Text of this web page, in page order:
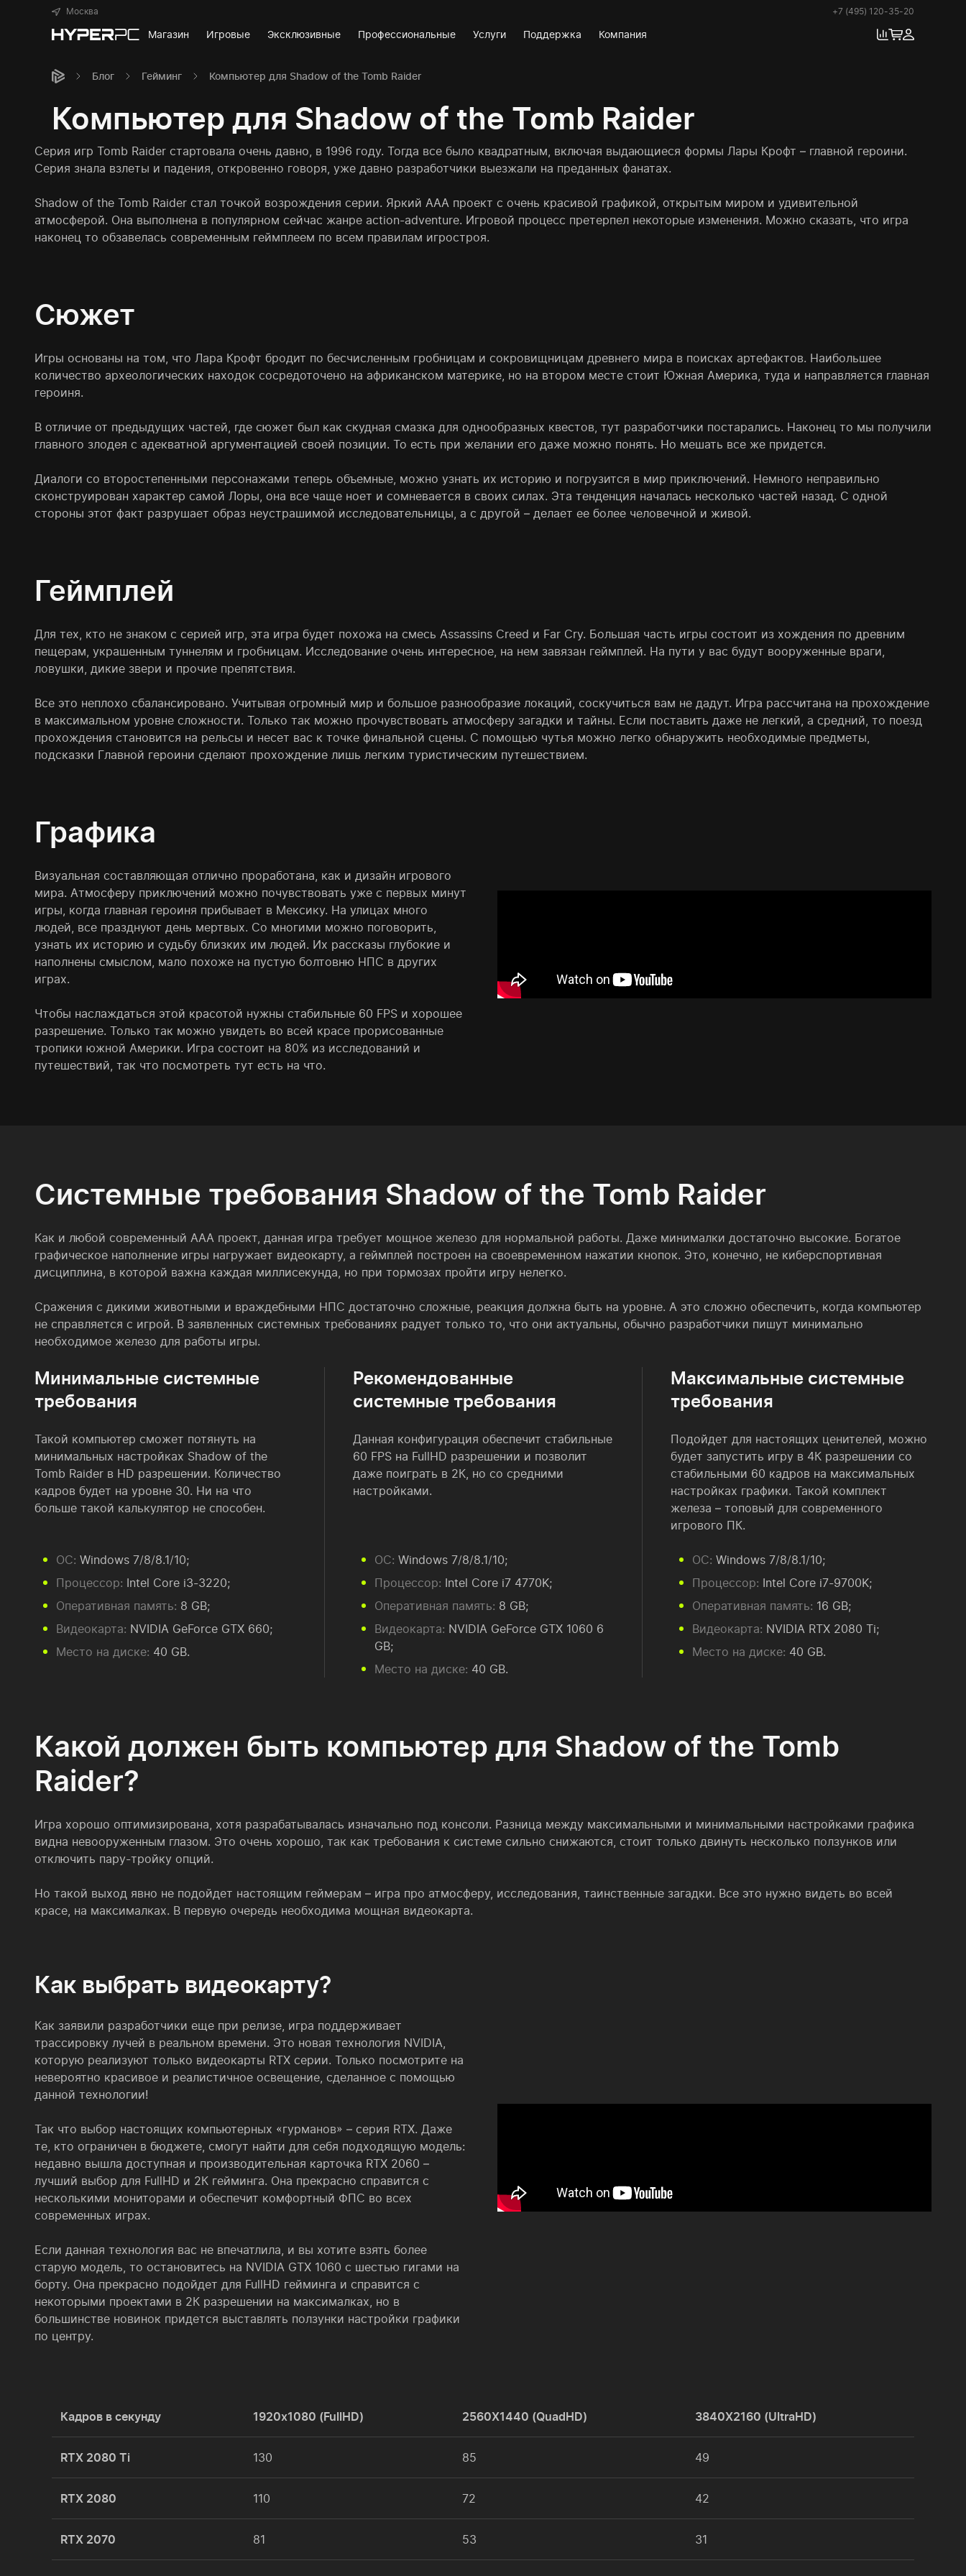
Москва +7 (495) 120-35-20
Магазин Игровые Эксклюзивные Профессиональные Услуги Поддержка Компания
Блог Гейминг Компьютер для Shadow of the Tomb Raider
Компьютер для Shadow of the Tomb Raider
Серия игр Tomb Raider стартовала очень давно, в 1996 году. Тогда все было квадратным, включая выдающиеся формы Лары Крофт – главной героини.
Серия знала взлеты и падения, откровенно говоря, уже давно разработчики выезжали на преданных фанатах.
Shadow of the Tomb Raider стал точкой возрождения серии. Яркий AAA проект с очень красивой графикой, открытым миром и удивительной
атмосферой. Она выполнена в популярном сейчас жанре action-adventure. Игровой процесс претерпел некоторые изменения. Можно сказать, что игра
наконец то обзавелась современным геймплеем по всем правилам игростроя.
Сюжет
Игры основаны на том, что Лара Крофт бродит по бесчисленным гробницам и сокровищницам древнего мира в поисках артефактов. Наибольшее
количество археологических находок сосредоточено на африканском материке, но на втором месте стоит Южная Америка, туда и направляется главная
героиня.
В отличие от предыдущих частей, где сюжет был как скудная смазка для однообразных квестов, тут разработчики постарались. Наконец то мы получили
главного злодея с адекватной аргументацией своей позиции. То есть при желании его даже можно понять. Но мешать все же придется.
Диалоги со второстепенными персонажами теперь объемные, можно узнать их историю и погрузится в мир приключений. Немного неправильно
сконструирован характер самой Лоры, она все чаще ноет и сомневается в своих силах. Эта тенденция началась несколько частей назад. С одной
стороны этот факт разрушает образ неустрашимой исследовательницы, а с другой – делает ее более человечной и живой.
Геймплей
Для тех, кто не знаком с серией игр, эта игра будет похожа на смесь Assassins Creed и Far Cry. Большая часть игры состоит из хождения по древним
пещерам, украшенным туннелям и гробницам. Исследование очень интересное, на нем завязан геймплей. На пути у вас будут вооруженные враги,
ловушки, дикие звери и прочие препятствия.
Все это неплохо сбалансировано. Учитывая огромный мир и большое разнообразие локаций, соскучиться вам не дадут. Игра рассчитана на прохождение
в максимальном уровне сложности. Только так можно прочувствовать атмосферу загадки и тайны. Если поставить даже не легкий, а средний, то поезд
прохождения становится на рельсы и несет вас к точке финальной сцены. С помощью чутья можно легко обнаружить необходимые предметы,
подсказки Главной героини сделают прохождение лишь легким туристическим путешествием.
Графика
Визуальная составляющая отлично проработана, как и дизайн игрового
мира. Атмосферу приключений можно почувствовать уже с первых минут
игры, когда главная героиня прибывает в Мексику. На улицах много
людей, все празднуют день мертвых. Со многими можно поговорить,
узнать их историю и судьбу близких им людей. Их рассказы глубокие и
наполнены смыслом, мало похоже на пустую болтовню НПС в других
играх.
Чтобы наслаждаться этой красотой нужны стабильные 60 FPS и хорошее
разрешение. Только так можно увидеть во всей красе прорисованные
тропики южной Америки. Игра состоит на 80% из исследований и
путешествий, так что посмотреть тут есть на что.
Системные требования Shadow of the Tomb Raider
Как и любой современный AAA проект, данная игра требует мощное железо для нормальной работы. Даже минималки достаточно высокие. Богатое
графическое наполнение игры нагружает видеокарту, а геймплей построен на своевременном нажатии кнопок. Это, конечно, не киберспортивная
дисциплина, в которой важна каждая миллисекунда, но при тормозах пройти игру нелегко.
Сражения с дикими животными и враждебными НПС достаточно сложные, реакция должна быть на уровне. А это сложно обеспечить, когда компьютер
не справляется с игрой. В заявленных системных требованиях радует только то, что они актуальны, обычно разработчики пишут минимально
необходимое железо для работы игры.
Минимальные системные
требования
Такой компьютер сможет потянуть на
минимальных настройках Shadow of the
Tomb Raider в HD разрешении. Количество
кадров будет на уровне 30. Ни на что
больше такой калькулятор не способен.
ОС: Windows 7/8/8.1/10;
Процессор: Intel Core i3-3220;
Оперативная память: 8 GB;
Видеокарта: NVIDIA GeForce GTX 660;
Место на диске: 40 GB.
Рекомендованные
системные требования
Данная конфигурация обеспечит стабильные
60 FPS на FullHD разрешении и позволит
даже поиграть в 2К, но со средними
настройками.
ОС: Windows 7/8/8.1/10;
Процессор: Intel Core i7 4770K;
Оперативная память: 8 GB;
Видеокарта: NVIDIA GeForce GTX 1060 6
GB;
Место на диске: 40 GB.
Максимальные системные
требования
Подойдет для настоящих ценителей, можно
будет запустить игру в 4К разрешении со
стабильными 60 кадров на максимальных
настройках графики. Такой комплект
железа – топовый для современного
игрового ПК.
ОС: Windows 7/8/8.1/10;
Процессор: Intel Core i7-9700K;
Оперативная память: 16 GB;
Видеокарта: NVIDIA RTX 2080 Ti;
Место на диске: 40 GB.
Какой должен быть компьютер для Shadow of the Tomb
Raider?
Игра хорошо оптимизирована, хотя разрабатывалась изначально под консоли. Разница между максимальными и минимальными настройками графика
видна невооруженным глазом. Это очень хорошо, так как требования к системе сильно снижаются, стоит только двинуть несколько ползунков или
отключить пару-тройку опций.
Но такой выход явно не подойдет настоящим геймерам – игра про атмосферу, исследования, таинственные загадки. Все это нужно видеть во всей
красе, на максималках. В первую очередь необходима мощная видеокарта.
Как выбрать видеокарту?
Как заявили разработчики еще при релизе, игра поддерживает
трассировку лучей в реальном времени. Это новая технология NVIDIA,
которую реализуют только видеокарты RTX серии. Только посмотрите на
невероятно красивое и реалистичное освещение, сделанное с помощью
данной технологии!
Так что выбор настоящих компьютерных «гурманов» – серия RTX. Даже
те, кто ограничен в бюджете, смогут найти для себя подходящую модель:
недавно вышла доступная и производительная карточка RTX 2060 –
лучший выбор для FullHD и 2К гейминга. Она прекрасно справится с
несколькими мониторами и обеспечит комфортный ФПС во всех
современных играх.
Если данная технология вас не впечатлила, и вы хотите взять более
старую модель, то остановитесь на NVIDIA GTX 1060 с шестью гигами на
борту. Она прекрасно подойдет для FullHD гейминга и справится с
некоторыми проектами в 2К разрешении на максималках, но в
большинстве новинок придется выставлять ползунки настройки графики
по центру.
Кадров в секунду 1920x1080 (FullHD) 2560X1440 (QuadHD) 3840X2160 (UltraHD)
RTX 2080 Ti 130 85 49
RTX 2080 110 72 42
RTX 2070 81 53 31